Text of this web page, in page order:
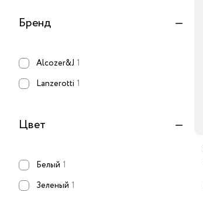
Бренд
Alcozer&J 1
Lanzerotti 1
Цвет
Белый 1
Зеленый 1